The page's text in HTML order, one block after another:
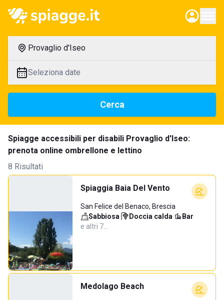
Provaglio d'Iseo
Seleziona date
Cerca
Spiagge accessibili per disabili Provaglio d'Iseo:
prenota online ombrellone e lettino
8 Risultati
Spiaggia Baia Del Vento
San Felice del Benaco, Brescia
Sabbiosa· Doccia calda· Bar·
e altri 7…
Medolago Beach